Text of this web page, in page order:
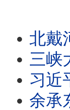
北戴河会议中
三峡大坝濒崩
习近平疯了：
余承东惊呆：